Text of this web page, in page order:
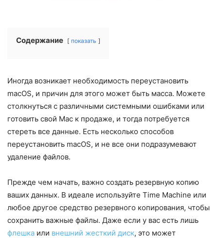
Содержание показать
Иногда возникает необходимость переустановить
macOS, и причин для этого может быть масса. Можете
столкнуться с различными системными ошибками или
готовить свой Mac к продаже, и тогда потребуется
стереть все данные. Есть несколько способов
переустановить macOS, и не все они подразумевают
удаление файлов.
Прежде чем начать, важно создать резервную копию
ваших данных. В идеале используйте Time Machine или
любое другое средство резервного копирования, чтобы
сохранить важные файлы. Даже если у вас есть лишь
флешка или внешний жесткий диск, это может